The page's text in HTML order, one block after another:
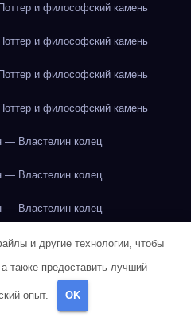
и философский камень
и философский камень
и философский камень
и философский камень
— Властелин колец
— Властелин колец
— Властелин колец
— Властелин колец
— Властелин колец
— Властелин колец
и другие технологии, чтобы
также предоставить лучший
опыт. OK